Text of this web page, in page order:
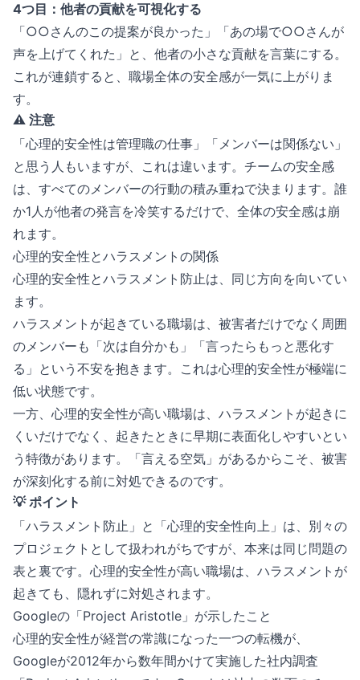
4つ目：他者の貢献を可視化する
「○○さんのこの提案が良かった」「あの場で○○さんが
声を上げてくれた」と、他者の小さな貢献を言葉にする。
これが連鎖すると、職場全体の安全感が一気に上がりま
す。
⚠️ 注意
「心理的安全性は管理職の仕事」「メンバーは関係ない」
と思う人もいますが、これは違います。チームの安全感
は、すべてのメンバーの行動の積み重ねで決まります。誰
か1人が他者の発言を冷笑するだけで、全体の安全感は崩
れます。
心理的安全性とハラスメントの関係
心理的安全性とハラスメント防止は、同じ方向を向いてい
ます。
ハラスメントが起きている職場は、被害者だけでなく周囲
のメンバーも「次は自分かも」「言ったらもっと悪化す
る」という不安を抱きます。これは心理的安全性が極端に
低い状態です。
一方、心理的安全性が高い職場は、ハラスメントが起きに
くいだけでなく、起きたときに早期に表面化しやすいとい
う特徴があります。「言える空気」があるからこそ、被害
が深刻化する前に対処できるのです。
💡 ポイント
「ハラスメント防止」と「心理的安全性向上」は、別々の
プロジェクトとして扱われがちですが、本来は同じ問題の
表と裏です。心理的安全性が高い職場は、ハラスメントが
起きても、隠れずに対処されます。
Googleの「Project Aristotle」が示したこと
心理的安全性が経営の常識になった一つの転機が、
Googleが2012年から数年間かけて実施した社内調査